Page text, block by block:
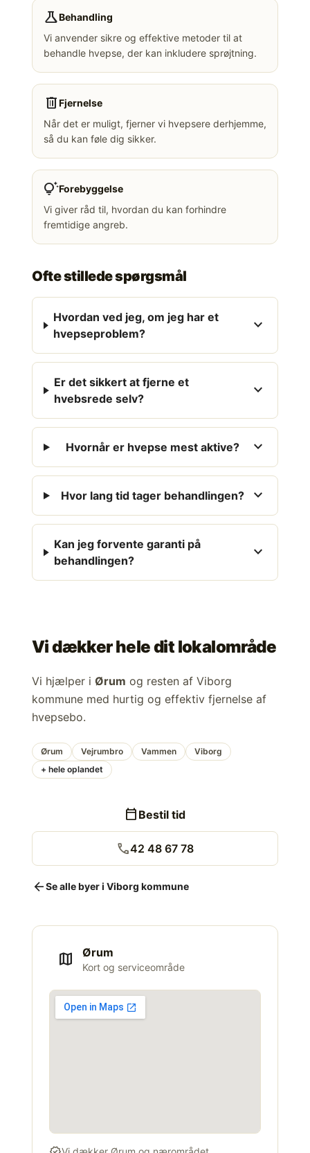
scienceBehandling
Vi anvender sikre og effektive metoder til at
behandle hvepse, der kan inkludere sprøjtning.
deleteFjernelse
Når det er muligt, fjerner vi hvepsere derhjemme,
så du kan føle dig sikker.
tips_and_updatesForebyggelse
Vi giver råd til, hvordan du kan forhindre
fremtidige angreb.
Ofte stillede spørgsmål
Hvordan ved jeg, om jeg har et
hvepseproblem?
expand_more
Er det sikkert at fjerne et
hvebsrede selv?
expand_more
Hvornår er hvepse mest aktive? expand_more
Hvor lang tid tager behandlingen? expand_more
Kan jeg forvente garanti på
behandlingen?
expand_more
Vi dækker hele dit lokalområde
Vi hjælper i Ørum og resten af Viborg
kommune med hurtig og effektiv fjernelse af
hvepsebo.
Ørum Vejrumbro Vammen
Viborg
+ hele oplandet
calendar_today Bestil tid
call42 48 67 78
arrow_backSe alle byer i Viborg kommune
map Ørum
Kort og serviceområde